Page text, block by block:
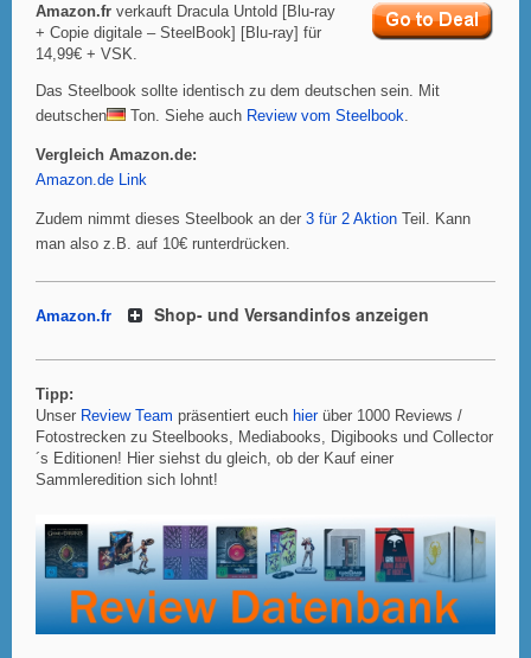
Amazon.fr verkauft Dracula Untold [Blu-ray
+ Copie digitale – SteelBook] [Blu-ray] für
14,99€ + VSK.
Das Steelbook sollte identisch zu dem deutschen sein. Mit
deutschen
Ton. Siehe auch Review vom Steelbook
Vergleich Amazon.de:
Amazon.de Link
Zudem nimmt dieses Steelbook an der 3 für 2 Aktion Teil. Kann
man also z.B. auf 10€ runterdrücken.
Amazon.fr Shop- und Versandinfos anzeigen
Tipp:
Unser Review Team präsentiert euch hierüber 1000 Reviews /
Fotostrecken zu Steelbooks, Mediabooks, Digibooks und Collector
´s Editionen! Hier siehst du gleich, ob der Kauf einer
Sammleredition sich lohnt!